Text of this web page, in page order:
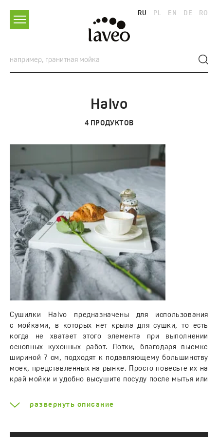
RU PL EN DE RO
Halvo
4 ПРОДУКТОВ
Сушилки Halvo предназначены для использования
с мойками, в которых нет крыла для сушки, то есть
когда не хватает этого элемента при выполнении
основных кухонных работ. Лотки, благодаря выемке
шириной 7 см, подходят к подавляющему большинству
моек, представленных на рынке. Просто повесьте их на
край мойки и удобно высушите посуду после мытья или
облегчают специальные канавки со стороны, которая
воду в мойку. Обод вокруг лотка предотвращает
развернуть описание